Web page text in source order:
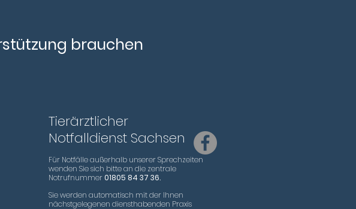
brauchen
Tierärztlicher
Notfalldienst Sachsen
Für Notfälle außerhalb unserer Sprechzeiten
wenden Sie sich bitte an die zentrale
Notrufnummer01805 84 37 36.
Sie werden automatisch mit der Ihnen
nächstgelegenen diensthabenden Praxis